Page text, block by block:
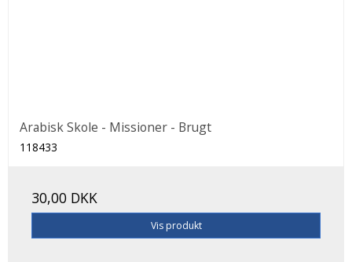
Arabisk Skole - Missioner - Brugt
118433
30,00 DKK
Vis produkt